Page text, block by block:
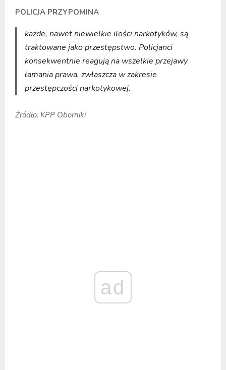
POLICJA PRZYPOMINA
każde, nawet niewielkie ilości narkotyków, są
traktowane jako przestępstwo. Policjanci
konsekwentnie reagują na wszelkie przejawy
łamania prawa, zwłaszcza w zakresie
przestępczości narkotykowej.
Źródło: KPP Oborniki
ad